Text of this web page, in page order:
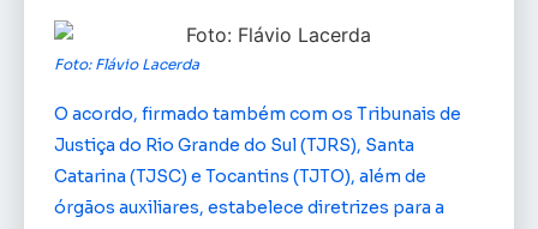
Foto: Flávio Lacerda
O acordo, firmado também com os Tribunais de
Justiça do Rio Grande do Sul (TJRS), Santa
Catarina (TJSC) e Tocantins (TJTO), além de
órgãos auxiliares, estabelece diretrizes para a